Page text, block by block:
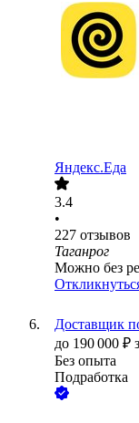
Яндекс.Еда
3.4
•
227 отзывов
Таганрог
Можно без
Доставщик
до 190 000 ₽
Без опыта
Подработка